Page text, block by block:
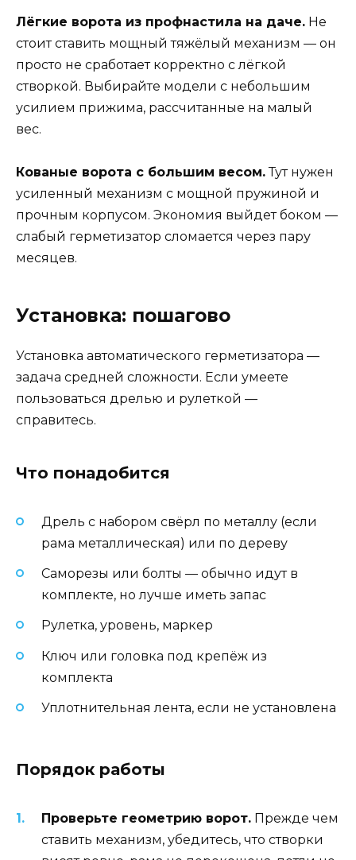
Лёгкие ворота из профнастила на даче. Не
стоит ставить мощный тяжёлый механизм — он
просто не сработает корректно с лёгкой
створкой. Выбирайте модели с небольшим
усилием прижима, рассчитанные на малый
вес.
Кованые ворота с большим весом.Тут нужен
усиленный механизм с мощной пружиной и
прочным корпусом. Экономия выйдет боком —
слабый герметизатор сломается через пару
месяцев.
Установка: пошагово
Установка автоматического герметизатора —
задача средней сложности. Если умеете
пользоваться дрелью и рулеткой —
справитесь.
Что понадобится
Дрель с набором свёрл по металлу (если
рама металлическая) или по дереву
Саморезы или болты — обычно идут в
комплекте, но лучше иметь запас
Рулетка, уровень, маркер
Ключ или головка под крепёж из
комплекта
Уплотнительная лента, если не установлена
Порядок работы
Проверьте геометрию ворот. Прежде чем
ставить механизм, убедитесь, что створки